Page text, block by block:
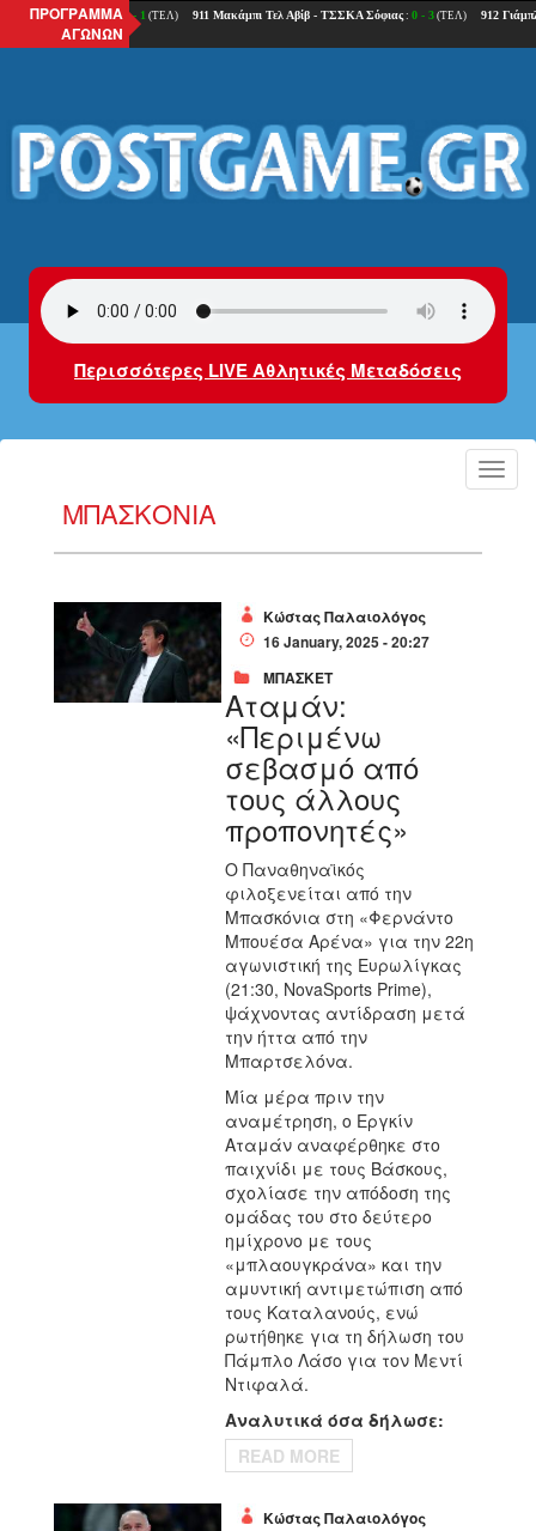
ΠΡΟΓΡΑΜΜΑ
ΑΓΩΝΩΝ
Περισσότερες LIVE Αθλητικές Μεταδόσεις
ΜΠΑΣΚΟΝΊΑ
Κώστας Παλαιολόγος
16 January, 2025 - 20:27
ΜΠΑΣΚΕΤ
Αταμάν:
«Περιμένω
σεβασμό από
τους άλλους
προπονητές»
Ο Παναθηναϊκός
φιλοξενείται από την
Μπασκόνια στη «Φερνάντο
Μπουέσα Αρένα» για την 22η
αγωνιστική της Ευρωλίγκας
(21:30, ΝοvaSports Prime),
ψάχνοντας αντίδραση μετά
την ήττα από την
Μπαρτσελόνα.
Μία μέρα πριν την
αναμέτρηση, ο Εργκίν
Αταμάν αναφέρθηκε στο
παιχνίδι με τους Βάσκους,
σχολίασε την απόδοση της
ομάδας του στο δεύτερο
ημίχρονο με τους
«μπλαουγκράνα» και την
αμυντική αντιμετώπιση από
τους Καταλανούς, ενώ
ρωτήθηκε για τη δήλωση του
Πάμπλο Λάσο για τον Μεντί
Ντιφαλά.
Αναλυτικά όσα δήλωσε:
READ MORE
Κώστας Παλαιολόγος